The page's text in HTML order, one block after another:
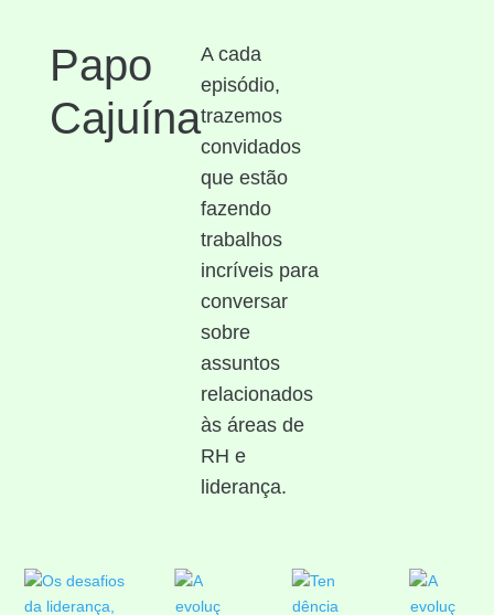
Papo
Cajuína
A cada
episódio,
trazemos
convidados
que estão
fazendo
trabalhos
incríveis para
conversar
sobre
assuntos
relacionados
às áreas de
RH e
liderança.